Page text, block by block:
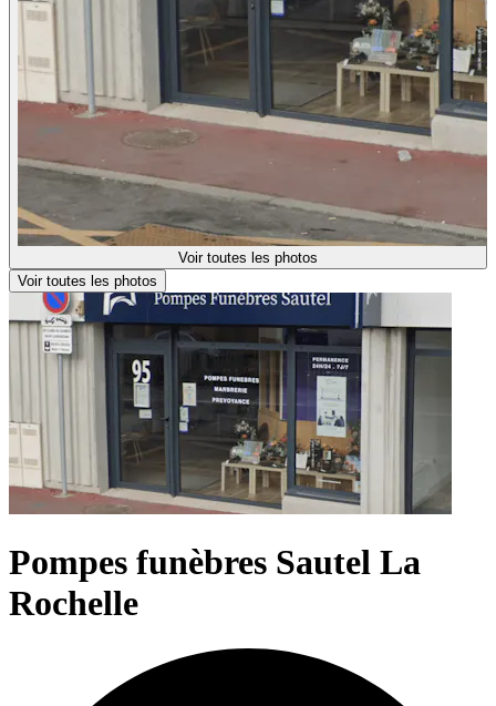
Voir toutes les photos
Voir toutes les photos
Pompes funèbres Sautel La
Rochelle